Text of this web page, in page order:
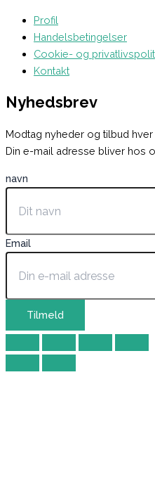
Profil
Handelsbetingelser
Cookie- og
Kontakt
Nyhedsbrev
Modtag nyheder og tilbud
Din e-mail adresse bliver hos
navn
Email
Tilmeld